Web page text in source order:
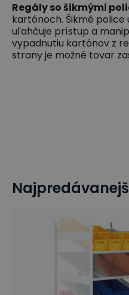
Regály so šikmými
kartónoch. Šikmé police
uľahčuje prístup a
vypadnutiu kartónov z
strany je možné tovar